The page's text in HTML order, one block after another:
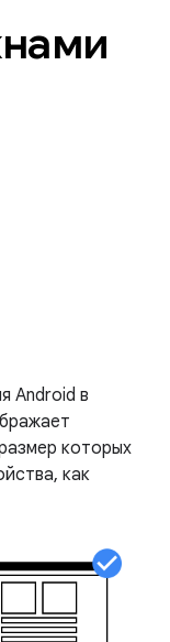
Android в
которых
как